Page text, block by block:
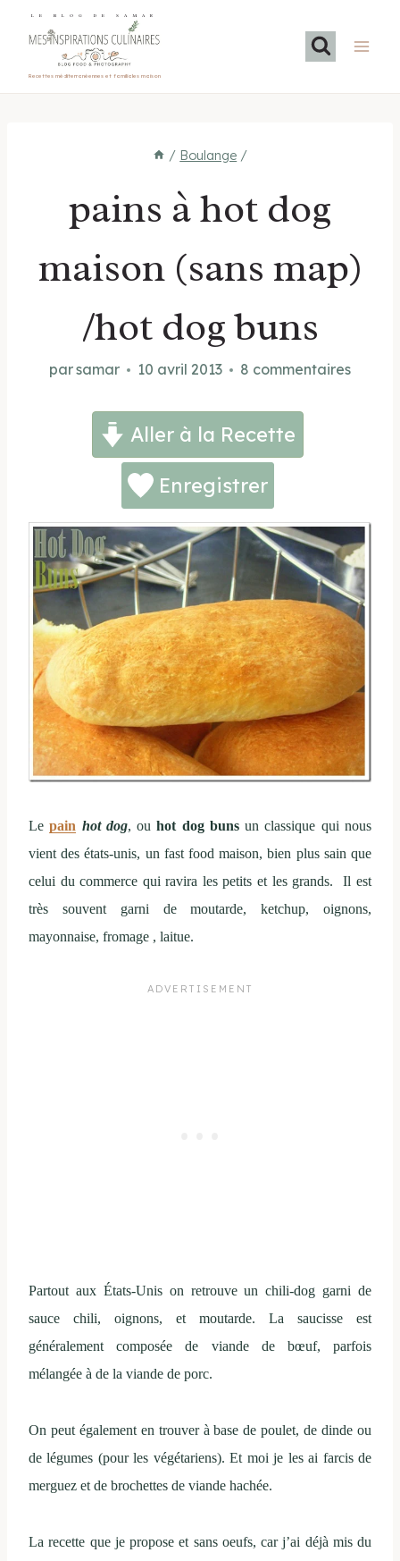
LE BLOG DE SAMAR
Recettes méditerranéennes et familiales maison
/ Boulange /
pains à hot dog
maison (sans map)
/hot dog buns
parsamar 10 avril 2013 8 commentaires
Aller à la Recette
Enregistrer
Lepain hot dog, ouhot dog bunsun classique qui nous
vient des états-unis, un fast food maison, bien plus sain que
celui du commerce qui ravira les petits et les grands. Il est
très souvent garni de moutarde, ketchup, oignons,
mayonnaise, fromage , laitue.
Partout aux États-Unis on retrouve un chili-dog garni de
sauce chili, oignons, et moutarde. La saucisse est
généralement composée de viande de bœuf, parfois
mélangée à de la viande de porc.
On peut également en trouver à base de poulet, de dinde ou
de légumes (pour les végétariens). Et moi je les ai farcis de
merguez et de brochettes de viande hachée.
La recette que je propose et sans oeufs, car j’ai déjà mis du